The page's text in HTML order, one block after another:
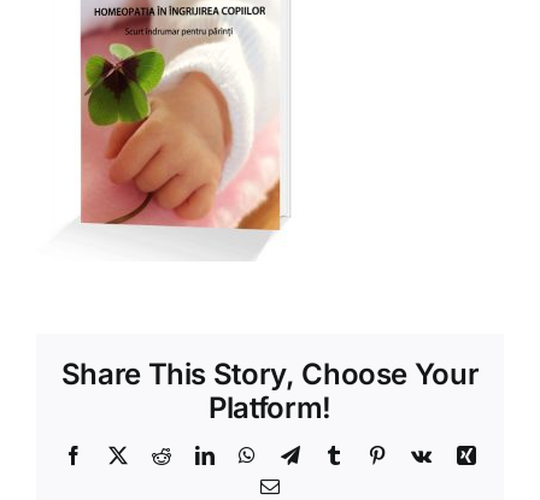
Shop
Tratamente naturale
Iubim fructele
Share This Story, Choose Your
Platform!
Facebook
X RedditLinkedInWhatsApp
TelegramTumblr Pinterest
Vk
Xing
Email